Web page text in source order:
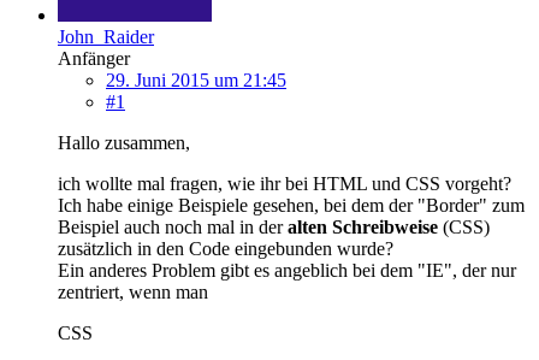
John_Raider
Anfänger
29. Juni 2015 um 21:45
#1
Hallo zusammen,
ich wollte mal fragen, wie ihr bei HTML und CSS vorgeht?
Ich habe einige Beispiele gesehen, bei dem der "Border" zum
Beispiel auch noch mal in deralten Schreibweise (CSS)
zusätzlich in den Code eingebunden wurde?
Ein anderes Problem gibt es angeblich bei dem "IE", der nur
zentriert, wenn man
CSS